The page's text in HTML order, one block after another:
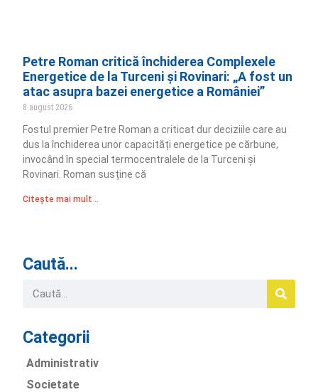
Petre Roman critică închiderea Complexele
Energetice de la Turceni și Rovinari: „A fost un
atac asupra bazei energetice a României”
8 august 2026
Fostul premier Petre Roman a criticat dur deciziile care au
dus la închiderea unor capacități energetice pe cărbune,
invocând în special termocentralele de la Turceni și
Rovinari. Roman susține că
Citește mai mult ..
Caută...
Categorii
Administrativ
Societate